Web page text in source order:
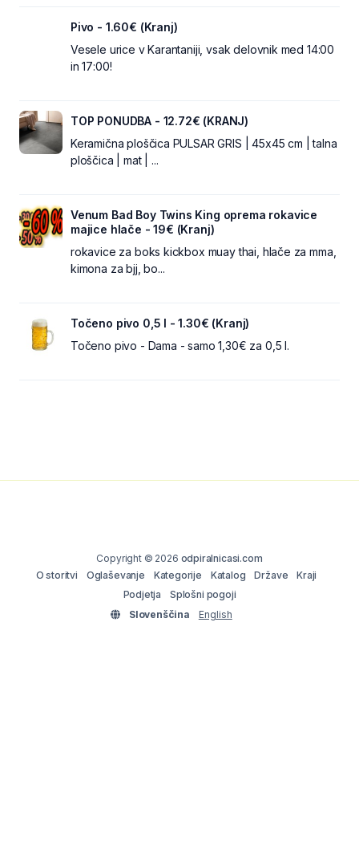
Pivo - 1.60€ (Kranj)
Vesele urice v Karantaniji, vsak delovnik med 14:00
in 17:00!
TOP PONUDBA - 12.72€ (KRANJ)
Keramična ploščica PULSAR GRIS | 45x45 cm | talna
ploščica | mat | ...
Venum Bad Boy Twins King oprema rokavice
majice hlače - 19€ (Kranj)
rokavice za boks kickbox muay thai, hlače za mma,
kimona za bjj, bo...
Točeno pivo 0,5 l - 1.30€ (Kranj)
Točeno pivo - Dama - samo 1,30€ za 0,5 l.
Copyright © 2026 odpiralnicasi.com
O storitvi
Oglaševanje Kategorije Katalog Države
Kraji
Podjetja
Splošni pogoji
Slovenščina
English